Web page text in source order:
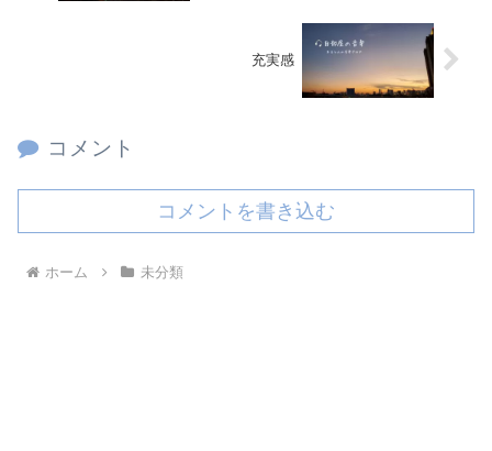
充実感
コメント
コメントを書き込む
ホーム 未分類